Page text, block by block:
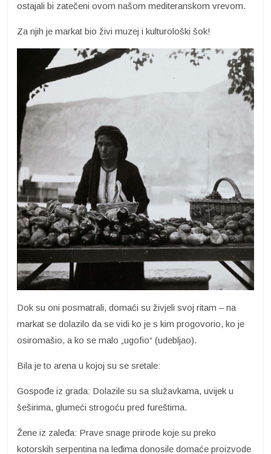
ostajali bi zatečeni ovom našom mediteranskom vrevom.
Za njih je markat bio živi muzej i kulturološki šok!
Dok su oni posmatrali, domaći su živjeli svoj ritam – na
markat se dolazilo da se vidi ko je s kim progovorio, ko je
osiromašio, a ko se malo „ugofio“ (udebljao).
Bila je to arena u kojoj su se sretale:
Gospođe iz grada: Dolazile su sa služavkama, uvijek u
šeširima, glumeći strogoću pred fureštima.
Žene iz zaleđa: Prave snage prirode koje su preko
kotorskih serpentina na leđima donosile domaće proizvode